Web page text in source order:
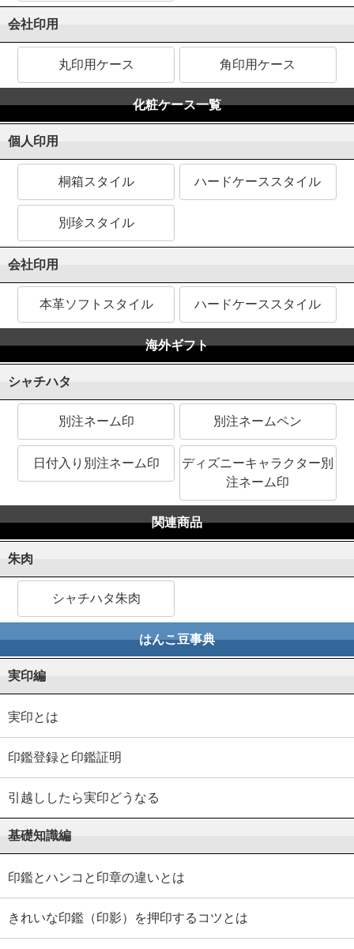
会社印用
丸印用ケース 角印用ケース
化粧ケース一覧
個人印用
桐箱スタイル ハードケーススタイル
別珍スタイル
会社印用
本革ソフトスタイル ハードケーススタイル
海外ギフト
シャチハタ
別注ネーム印 別注ネームペン
日付入り別注ネーム印
ディズニーキャラクター別
注ネーム印
関連商品
朱肉
シャチハタ朱肉
はんこ豆事典
実印編
実印とは
印鑑登録と印鑑証明
引越ししたら実印どうなる
基礎知識編
印鑑とハンコと印章の違いとは
きれいな印鑑（印影）を押印するコツとは